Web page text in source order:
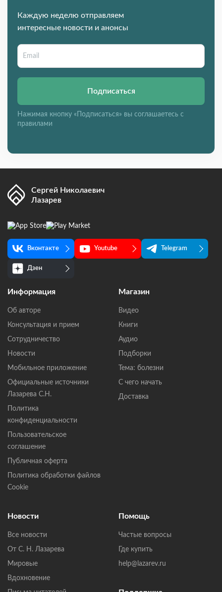
Каждую неделю отправляем
интересные новости и анонсы
Подписаться
Нажимая кнопку «Подписаться» вы соглашаетесь с
правилами
Сергей Николаевич
Лазарев
Вконтакте Youtube Telegram
Дзен
Информация
Об авторе
Консультация и прием
Сотрудничество
Новости
Мобильное приложение
Официальные источники
Лазарева С.Н.
Политика
конфиденциальности
Пользовательское
соглашение
Публичная оферта
Политика обработки файлов
Cookie
Магазин
Видео
Книги
Аудио
Подборки
Тема: болезни
С чего начать
Доставка
Новости
Все новости
От С. Н. Лазарева
Мировые
Вдохновение
Помощь
Частые вопросы
Где купить
help@lazarev.ru